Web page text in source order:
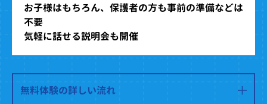
お子様はもちろん、保護者の方も事前の準備などは
不要
気軽に話せる説明会も開催
無料体験の詳しい流れ